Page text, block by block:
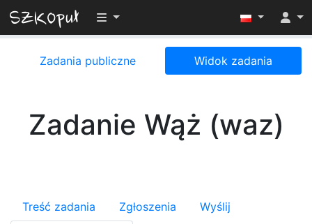
Przełącz widoczność menu
Zadania publiczne Widok zadania
Zadanie Wąż (waz)
Treść zadania Zgłoszenia Wyślij